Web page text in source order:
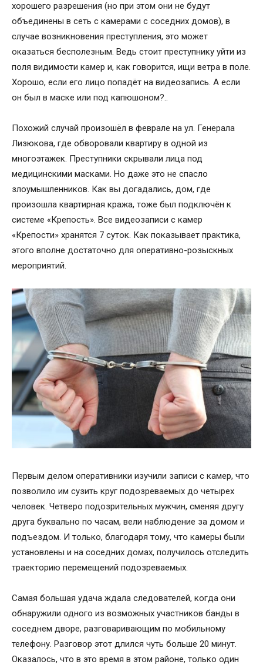
хорошего разрешения (но при этом они не будут
объединены в сеть с камерами с соседних домов), в
случае возникновения преступления, это может
оказаться бесполезным. Ведь стоит преступнику уйти из
поля видимости камер и, как говорится, ищи ветра в поле.
Хорошо, если его лицо попадёт на видеозапись. А если
он был в маске или под капюшоном?..
Похожий случай произошёл в феврале на ул. Генерала
Лизюкова, где обворовали квартиру в одной из
многоэтажек. Преступники скрывали лица под
медицинскими масками. Но даже это не спасло
злоумышленников. Как вы догадались, дом, где
произошла квартирная кража, тоже был подключён к
системе «Крепость». Все видеозаписи с камер
«Крепости» хранятся 7 суток. Как показывает практика,
этого вполне достаточно для оперативно-розыскных
мероприятий.
Первым делом оперативники изучили записи с камер, что
позволило им сузить круг подозреваемых до четырех
человек. Четверо подозрительных мужчин, сменяя другу
друга буквально по часам, вели наблюдение за домом и
подъездом. И только, благодаря тому, что камеры были
установлены и на соседних домах, получилось отследить
траекторию перемещений подозреваемых.
Самая большая удача ждала следователей, когда они
обнаружили одного из возможных участников банды в
соседнем дворе, разговаривающим по мобильному
телефону. Разговор этот длился чуть больше 20 минут.
Оказалось, что в это время в этом районе, только один